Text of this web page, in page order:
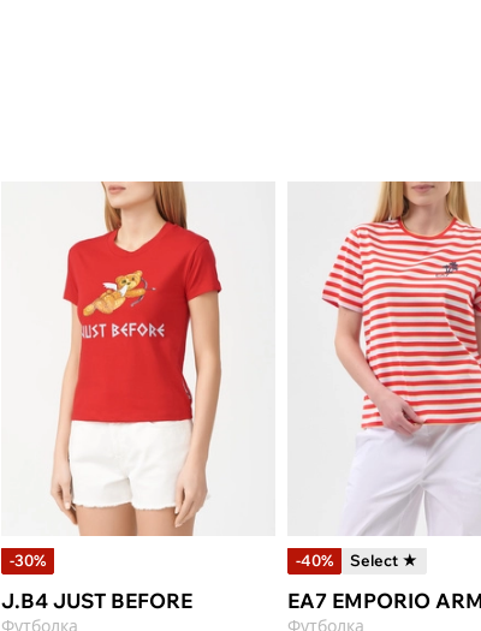
-30%
J.B4 JUST BEFORE
Футболка
-40% Select ★
EA7 EMPORIO
Футболка